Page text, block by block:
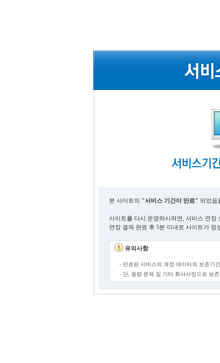
본 사이트의 "서비스 기간이 만료" 되었음
사이트를 다시 운영하시려면, 서비스 연장
연장 결제 완료 후 5분 이내로 사이트가 정
유의사항
- 만료된 서비스의 계정 데이터의 보존기
- 단, 용량 문제 및 기타 회사사정으로 보